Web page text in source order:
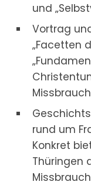
und
Vortrag
„Facetten
rund um
Konkret
Thüringen